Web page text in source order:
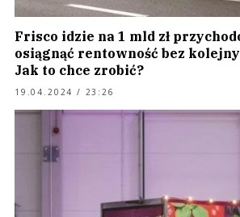
Frisco idzie na 1 mld zł
osiągnąć rentowność bez
Jak to chce zrobić?
19.04.2024 / 23:26